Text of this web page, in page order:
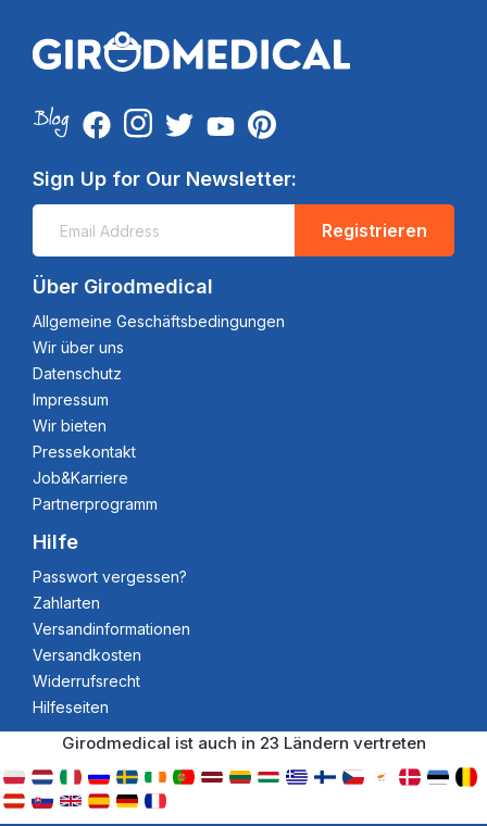
Sign Up for Our Newsletter:
Registrieren
Über Girodmedical
Allgemeine Geschäftsbedingungen
Wir über uns
Datenschutz
Impressum
Wir bieten
Pressekontakt
Job&Karriere
Partnerprogramm
Hilfe
Passwort vergessen?
Zahlarten
Versandinformationen
Versandkosten
Widerrufsrecht
Hilfeseiten
Girodmedical ist auch in 23 Ländern vertreten